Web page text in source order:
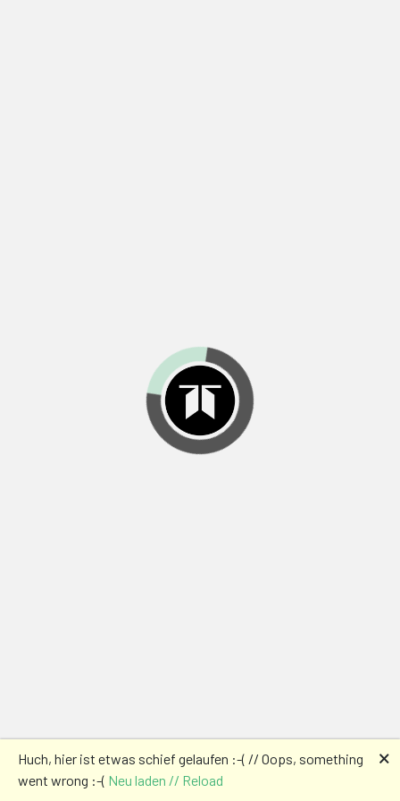
Huch, hier ist etwas schief gelaufen :-( // Oops, something
went wrong :-( Neu laden // Reload
🗙